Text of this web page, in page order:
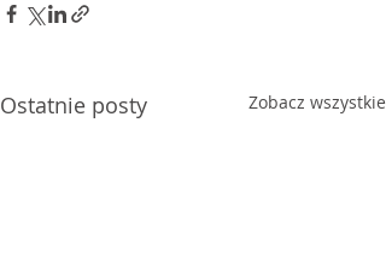
Ostatnie posty Zobacz wszystkie